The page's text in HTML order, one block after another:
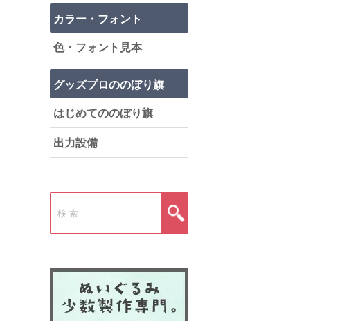
カラー・フォント
色・フォント見本
グッズプロののぼり旗
はじめてののぼり旗
出力設備